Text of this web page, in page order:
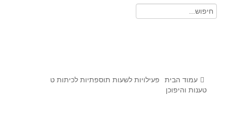
לומדים בחט"ע
בית ספר יסודי
תוצרים מימי עיון וסדנאות - "קשר חם"
עמוד הבית
פעילויות לשעות תוספתיות לכיתות ט
טענות והיפוכן